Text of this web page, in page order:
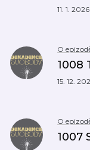
11. 1. 2026
O
1008
15. 12.
O
1007